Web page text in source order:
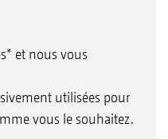
et nous vous
utilisées pour
vous le souhaitez.